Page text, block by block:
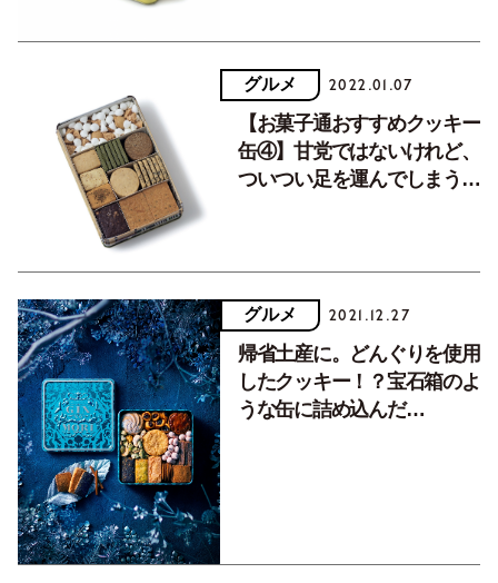
グルメ 2022.01.07
【お菓子通おすすめクッキー
缶④】甘党ではないけれど、
ついつい足を運んでしまう。
グルメ 2021.12.27
帰省土産に。どんぐりを使用
したクッキー！？宝石箱のよ
うな缶に詰め込んだ